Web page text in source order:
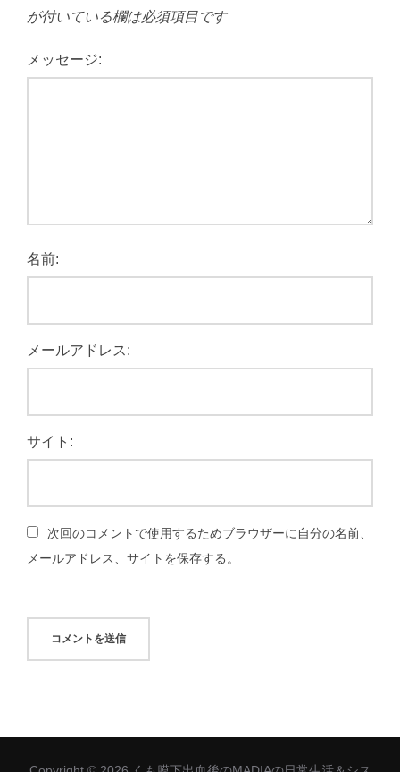
が付いている欄は必須項目です
メッセージ:
名前:
メールアドレス:
サイト:
次回のコメントで使用するためブラウザーに自分の名前、
メールアドレス、サイトを保存する。